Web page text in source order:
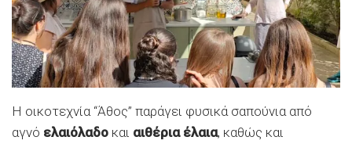
Η οικοτεχνία “Άθος” παράγει φυσικά σαπούνια από
αγνό ελαιόλαδο και αιθέρια έλαια, καθώς και